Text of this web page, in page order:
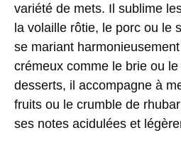
variété de mets. Il sublime
la volaille rôtie, le porc ou le
se mariant
crémeux comme le brie ou
desserts, il accompagne à
fruits ou le crumble de
ses notes acidulées et